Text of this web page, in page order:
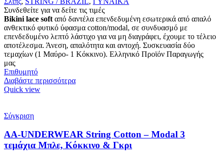
Συνδεθείτε για να δείτε τις τιμές
Bikini lace soft από δαντέλα επενδεδυμένη εσωτερικά από απαλό
ανθεκτικό φυτικό ύφασμα cotton/modal, σε συνδυασμό με
επενδεδυμένο λεπτό λάστιχο για να μη διαγράφει, έχουμε το τέλειο
αποτέλεσμα. Άνεση, απαλότητα και αντοχή. Συσκευασία δύο
τεμαχίων (1 Μαύρο- 1 Κόκκινο). Ελληνικό Προϊόν Παραγωγής
μας
Επιθυμητό
Διαβάστε περισσότερα
Quick view
Σύγκριση
AA-UNDERWEAR String Cotton – Modal 3
τεμάχια Μπλε, Κόκκινο & Γκρι